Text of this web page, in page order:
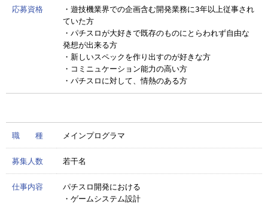
応募資格
・遊技機業界での企画含む開発業務に3年以上従事され
ていた方
・パチスロが大好きで既存のものにとらわれず自由な
発想が出来る方
・新しいスペックを作り出すのが好きな方
・コミニュケーション能力の高い方
・パチスロに対して、情熱のある方
職 種 メインプログラマ
募集人数 若干名
仕事内容
パチスロ開発における
・ゲームシステム設計